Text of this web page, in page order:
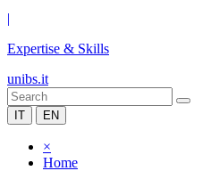
|
Expertise & Skills
unibs.it
IT EN
×
Home